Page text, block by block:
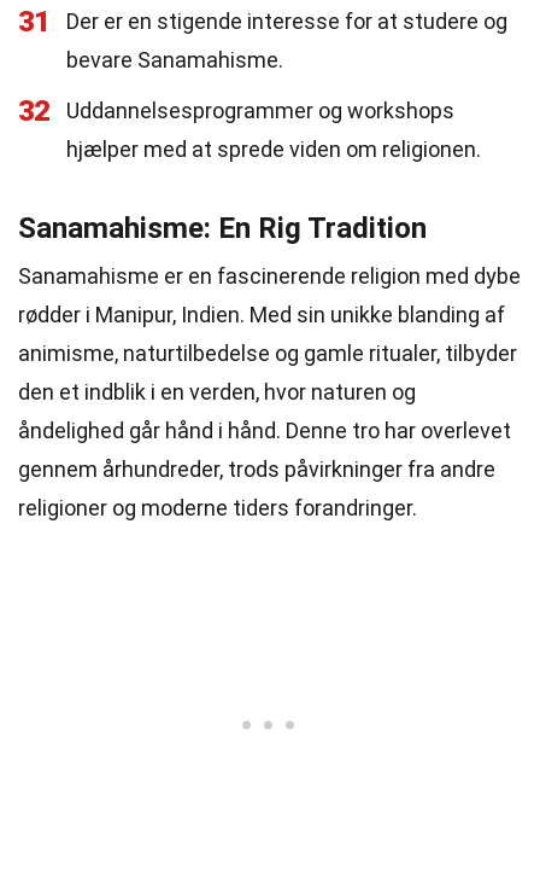
31
Der er en stigende interesse for at studere og
bevare Sanamahisme.
32
Uddannelsesprogrammer og workshops
hjælper med at sprede viden om religionen.
Sanamahisme: En Rig Tradition
Sanamahisme er en fascinerende religion med dybe
rødder i Manipur, Indien. Med sin unikke blanding af
animisme, naturtilbedelse og gamle ritualer, tilbyder
den et indblik i en verden, hvor naturen og
åndelighed går hånd i hånd. Denne tro har overlevet
gennem århundreder, trods påvirkninger fra andre
religioner og moderne tiders forandringer.